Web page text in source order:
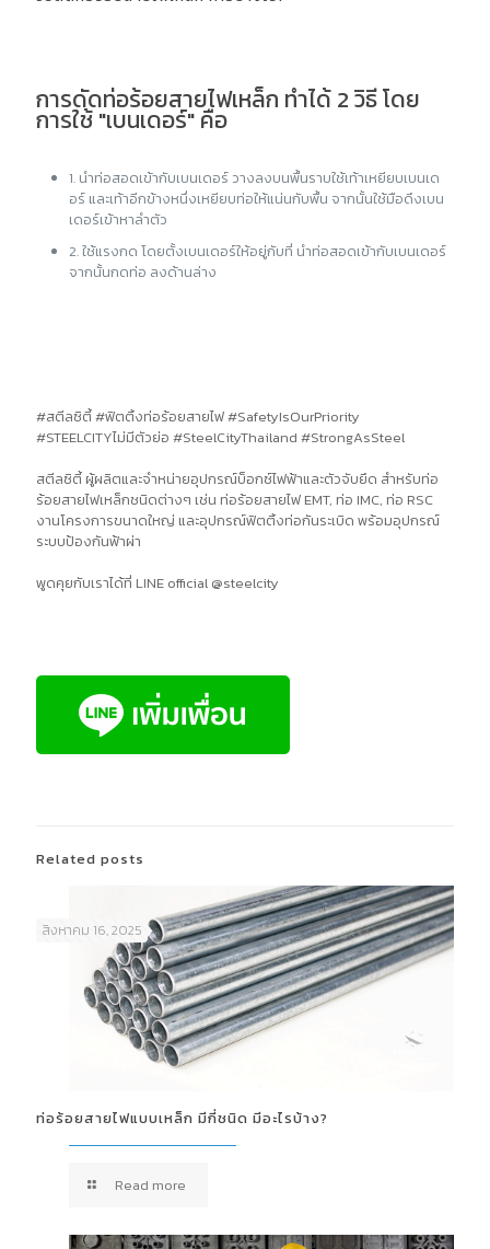
การดัดท่อร้อยสายไฟเหล็ก ทำได้ 2 วิธี โดย
การใช้ "เบนเดอร์" คือ
1. นำท่อสอดเข้ากับเบนเดอร์ วางลงบนพื้นราบใช้เท้าเหยียบเบนเด
อร์ และเท้าอีกข้างหนึ่งเหยียบท่อให้แน่นกับพื้น จากนั้นใช้มือดึงเบน
เดอร์เข้าหาลำตัว
2. ใช้แรงกด โดยตั้งเบนเดอร์ให้อยู่กับที่ นำท่อสอดเข้ากับเบนเดอร์
จากนั้นกดท่อ ลงด้านล่าง
#สตีลซิตี้ #ฟิตติ้งท่อร้อยสายไฟ #SafetyIsOurPriority
#STEELCITYไม่มีตัวย่อ #SteelCityThailand #StrongAsSteel
สตีลซิตี้ ผู้ผลิตและจำหน่ายอุปกรณ์บ็อกซ์ไฟฟ้าและตัวจับยึด สำหรับท่อ
ร้อยสายไฟเหล็กชนิดต่างๆ เช่น ท่อร้อยสายไฟ EMT, ท่อ IMC, ท่อ RSC
งานโครงการขนาดใหญ่ และอุปกรณ์ฟิตติ้งท่อกันระเบิด พร้อมอุปกรณ์
ระบบป้องกันฟ้าผ่า
พูดคุยกับเราได้ที่ LINE official @steelcity
Related posts
สิงหาคม 16, 2025
ท่อร้อยสายไฟแบบเหล็ก มีกี่ชนิด มีอะไรบ้าง?
Read more